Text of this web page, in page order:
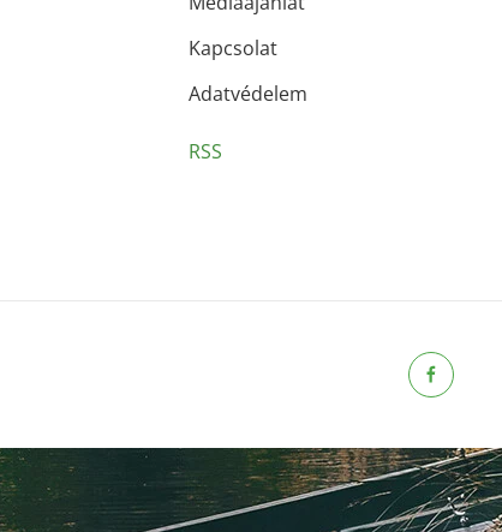
Kapcsolat
Adatvédelem
RSS